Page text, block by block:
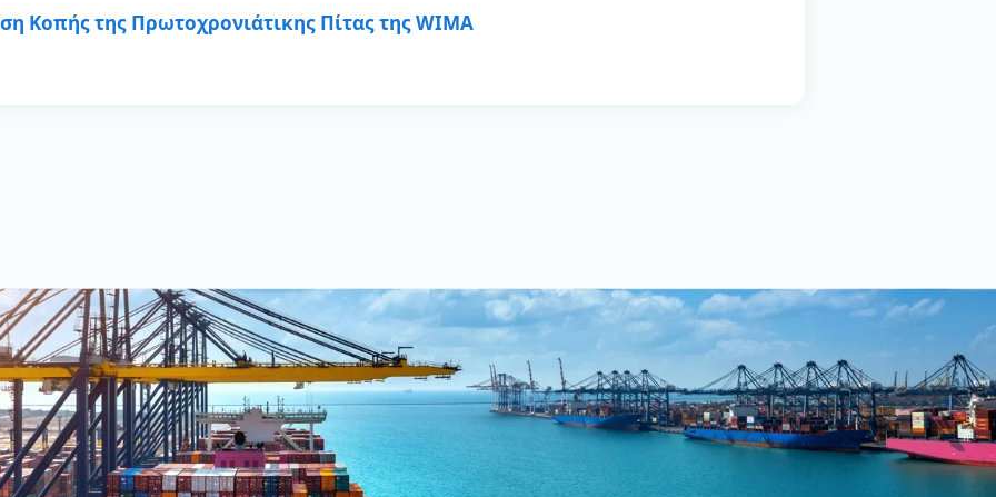
Vodafone.
Ελληνικές Ραδιοηλεκτρικές Υπηρεσίες είναι
* Τηλεπικοινωνιακός Εξοπλισμός
* Ηλεκτρονικός Εξοπλισμός Ναυσιπλοΐας κ.α.
Οι Ελληνικές Υπηρεσίες Εφοδιασμού Α.Ε. παρέχουν
εξοπλισμό που συσκευές γέφυρας, μηχανοστασίου και
Kοπής της Πρωτοχρονιάτικης Πίτας της WIMA